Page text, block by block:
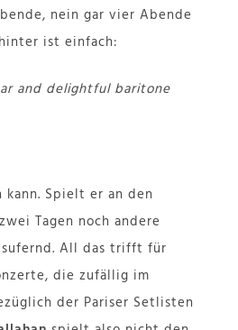
nein gar vier Abende
ist einfach:
and delightful baritone
Spielt er an den
Tagen noch andere
All das trifft für
die zufällig im
der Pariser Setlisten